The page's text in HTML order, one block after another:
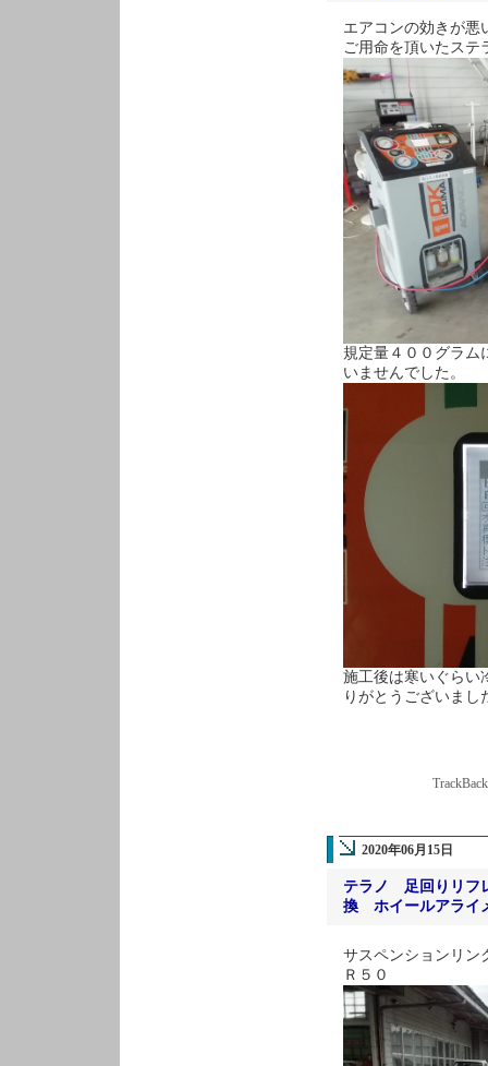
エアコンの効きが悪
ご用命を頂いたステ
規定量４００グラム
いませんでした。
施工後は寒いぐらい
りがとうございまし
2020年06月15日
テラノ 足回りリフ
換 ホイールアラ
サスペンションリン
Ｒ５０